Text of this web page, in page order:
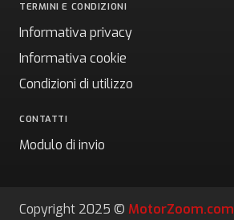
TERMINI E CONDIZIONI
Informativa privacy
Informativa cookie
Condizioni di utilizzo
CONTATTI
Modulo di invio
Copyright 2025 © MotorZoom.com